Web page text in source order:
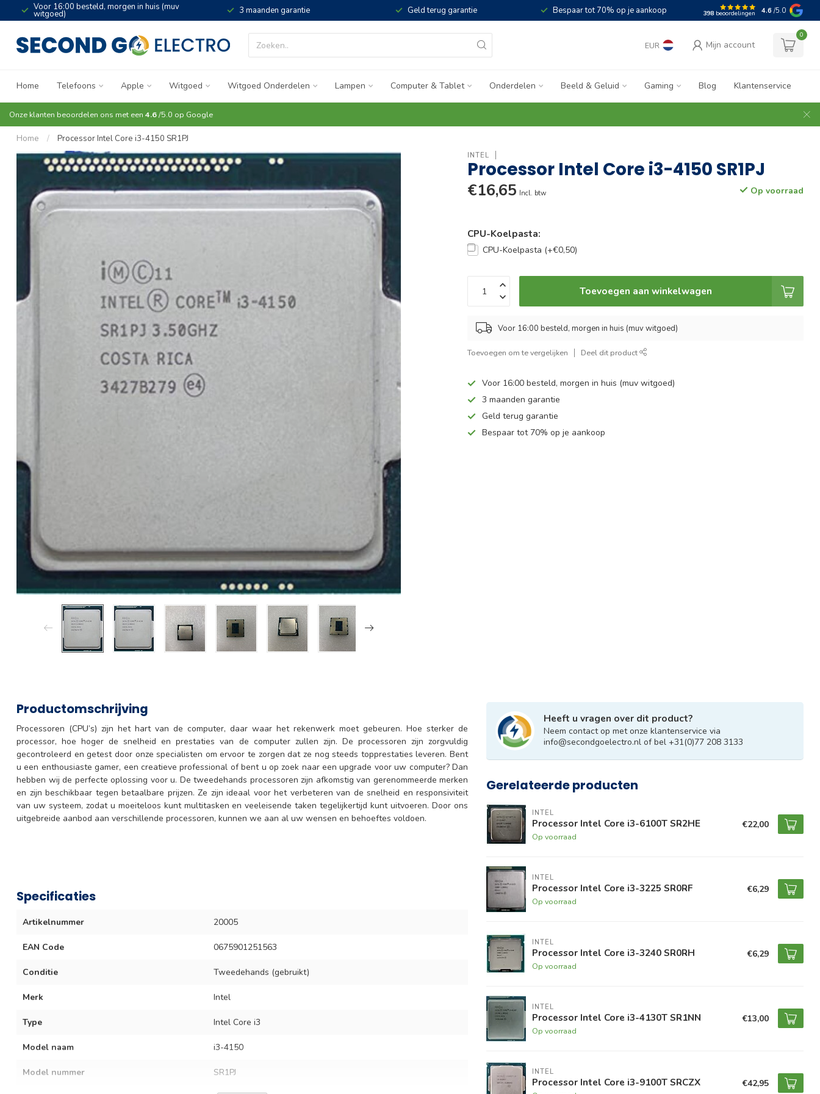
Voor 16:00 besteld, morgen in huis (muv
witgoed) 3 maanden garantie Geld terug garantie Bespaar tot 70% op je aankoop 398 beoordelingen 4.6 /5.0
EUR Mijn account
0
Home Telefoons Apple Witgoed Witgoed Onderdelen Lampen Computer & Tablet Onderdelen Beeld & Geluid Gaming Blog Klantenservice
Onze klanten beoordelen ons met een 4.6/5.0 op Google
Home / Processor Intel Core i3-4150 SR1PJ
INTEL
Processor Intel Core i3-4150 SR1PJ
€16,65 Incl. btw Op voorraad
CPU-Koelpasta:
CPU-Koelpasta (+€0,50)
Toevoegen aan winkelwagen
Voor 16:00 besteld, morgen in huis (muv witgoed)
Toevoegen om te vergelijken Deel dit product
Voor 16:00 besteld, morgen in huis (muv witgoed)
3 maanden garantie
Geld terug garantie
Bespaar tot 70% op je aankoop
Productomschrijving
Processoren (CPU’s) zijn het hart van de computer, daar waar het rekenwerk moet gebeuren. Hoe sterker de
processor, hoe hoger de snelheid en prestaties van de computer zullen zijn. De processoren zijn zorgvuldig
gecontroleerd en getest door onze specialisten om ervoor te zorgen dat ze nog steeds topprestaties leveren. Bent
u een enthousiaste gamer, een creatieve professional of bent u op zoek naar een upgrade voor uw computer? Dan
hebben wij de perfecte oplossing voor u. De tweedehands processoren zijn afkomstig van gerenommeerde merken
en zijn beschikbaar tegen betaalbare prijzen. Ze zijn ideaal voor het verbeteren van de snelheid en responsiviteit
van uw systeem, zodat u moeiteloos kunt multitasken en veeleisende taken tegelijkertijd kunt uitvoeren. Door ons
uitgebreide aanbod aan verschillende processoren, kunnen we aan al uw wensen en behoeftes voldoen.
Specificaties
Artikelnummer 20005
EAN Code 0675901251563
Conditie Tweedehands (gebruikt)
Merk Intel
Type Intel Core i3
Model naam i3-4150
Model nummer SR1PJ
Heeft u vragen over dit product?
Neem contact op met onze klantenservice via
info@secondgoelectro.nl of bel +31(0)77 208 3133
Gerelateerde producten
INTEL
Processor Intel Core i3-6100T SR2HE
Op voorraad
€22,00
INTEL
Processor Intel Core i3-3225 SR0RF
Op voorraad
€6,29
INTEL
Processor Intel Core i3-3240 SR0RH
Op voorraad
€6,29
INTEL
Processor Intel Core i3-4130T SR1NN
Op voorraad
€13,00
INTEL
Processor Intel Core i3-9100T SRCZX €42,95